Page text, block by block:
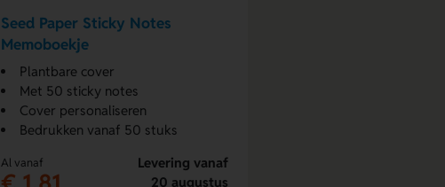
Seed Paper Sticky Notes
Memoboekje
Plantbare cover
Met 50 sticky notes
Cover personaliseren
Bedrukken vanaf 50 stuks
Al vanaf
Levering vanaf
20 augustus